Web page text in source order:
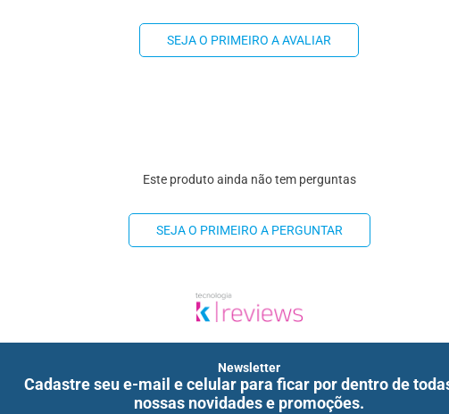
SEJA O PRIMEIRO A AVALIAR
Este produto ainda não tem perguntas
SEJA O PRIMEIRO A PERGUNTAR
Newsletter
Cadastre seu e-mail e celular para ficar por dentro de
nossas novidades e promoções.